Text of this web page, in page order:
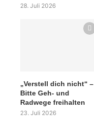
28. Juli 2026
„Verstell dich nicht“ –
Bitte Geh- und
Radwege freihalten
23. Juli 2026